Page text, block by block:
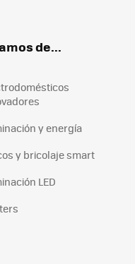
de...
y energía
y bricolaje smart
LED